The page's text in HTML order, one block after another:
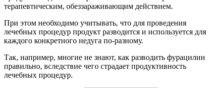
терапевтическим, обеззараживающим действием.
При этом необходимо учитывать, что для проведения
лечебных процедур продукт разводится и используется для
каждого конкретного недуга по-разному.
Так, например, многие не знают, как разводить фурацилин
правильно, вследствие чего страдает продуктивность
лечебных процедур.